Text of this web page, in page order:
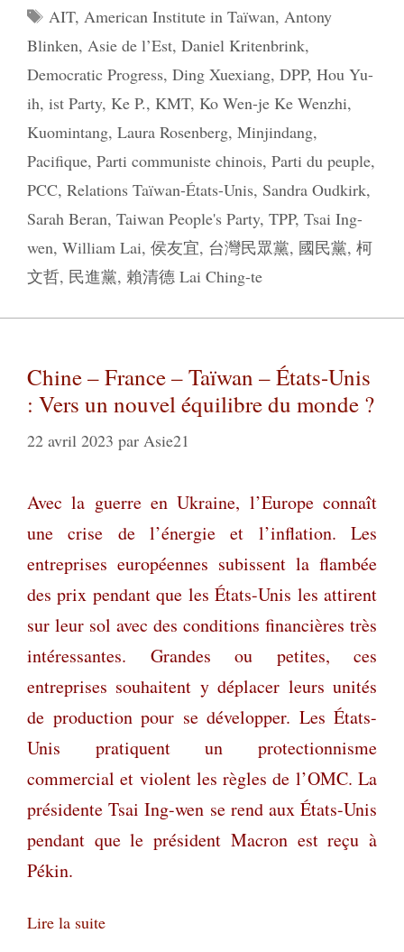
Étiquettes
AIT, American Institute in Taïwan, Antony
Blinken, Asie de l’Est, Daniel Kritenbrink,
Democratic Progress, Ding Xuexiang, DPP, Hou Yu-
ih, ist Party, Ke P., KMT, Ko Wen-je Ke Wenzhi,
Kuomintang, Laura Rosenberg, Minjindang,
Pacifique, Parti communiste chinois, Parti du peuple,
PCC, Relations Taïwan-États-Unis, Sandra Oudkirk,
Sarah Beran, Taiwan People's Party, TPP, Tsai Ing-
wen, William Lai, 侯友宜, 台灣民眾黨, 國民黨, 柯
文哲, 民進黨, 賴清德 Lai Ching-te
Chine – France – Taïwan – États-Unis
: Vers un nouvel équilibre du monde ?
22 avril 2023 par Asie21
Avec la guerre en Ukraine, l’Europe connaît
une crise de l’énergie et l’inflation. Les
entreprises européennes subissent la flambée
des prix pendant que les États-Unis les attirent
sur leur sol avec des conditions financières très
intéressantes. Grandes ou petites, ces
entreprises souhaitent y déplacer leurs unités
de production pour se développer. Les États-
Unis pratiquent un protectionnisme
commercial et violent les règles de l’OMC. La
présidente Tsai Ing-wen se rend aux États-Unis
pendant que le président Macron est reçu à
Pékin.
Lire la suite